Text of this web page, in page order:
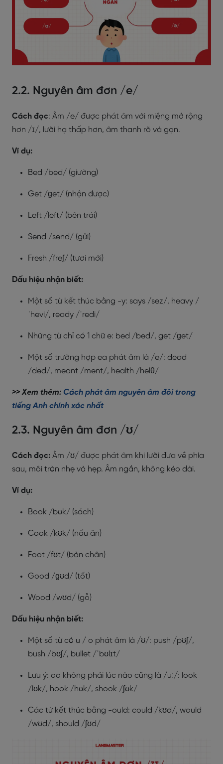
2.2. Nguyên âm đơn /e/
Cách đọc: Âm /e/ được phát âm với miệng mở rộng
hơn /ɪ/, lưỡi hạ thấp hơn, âm thanh rõ và gọn.
Ví dụ:
Bed /bed/ (giường)
Get /ɡet/ (nhận được)
Left /left/ (bên trái)
Send /send/ (gửi)
Fresh /freʃ/ (tươi mới)
Dấu hiệu nhận biết:
Một số từ kết thúc bằng -y: says /sez/, heavy /
ˈhevi/, ready /ˈredi/
Những từ chỉ có 1 chữ e: bed /bed/, get /ɡet/
Một số trường hợp ea phát âm là /e/: dead
/ded/, meant /ment/, health /helθ/
>> Xem thêm: Cách phát âm nguyên âm đôi trong
tiếng Anh chính xác nhất
2.3. Nguyên âm đơn /ʊ/
Cách đọc: Âm /ʊ/ được phát âm khi lưỡi đưa về phía
sau, môi tròn nhẹ và hẹp. Âm ngắn, không kéo dài.
Ví dụ:
Book /bʊk/ (sách)
Cook /kʊk/ (nấu ăn)
Foot /fʊt/ (bàn chân)
Good /ɡʊd/ (tốt)
Wood /wʊd/ (gỗ)
Dấu hiệu nhận biết:
Một số từ có u / o phát âm là /ʊ/: push /pʊʃ/,
bush /bʊʃ/, bullet /ˈbʊlɪt/
Lưu ý: oo không phải lúc nào cũng là /uː/: look
/lʊk/, hook /hʊk/, shook /ʃʊk/
Các từ kết thúc bằng -ould: could /kʊd/, would
/wʊd/, should /ʃʊd/